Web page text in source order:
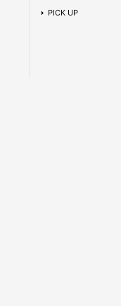
PICK UP